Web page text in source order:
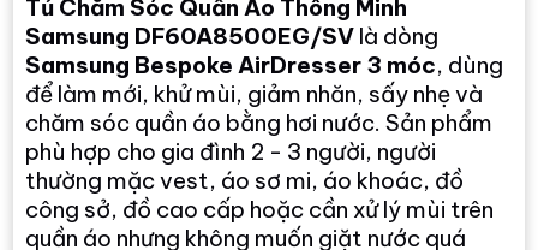
Tủ Chăm Sóc Quần Áo Thông Minh
Samsung DF60A8500EG/SV là dòng
Samsung Bespoke AirDresser 3 móc, dùng
để làm mới, khử mùi, giảm nhăn, sấy nhẹ và
chăm sóc quần áo bằng hơi nước. Sản phẩm
phù hợp cho gia đình 2 - 3 người, người
thường mặc vest, áo sơ mi, áo khoác, đồ
công sở, đồ cao cấp hoặc cần xử lý mùi trên
quần áo nhưng không muốn giặt nước quá